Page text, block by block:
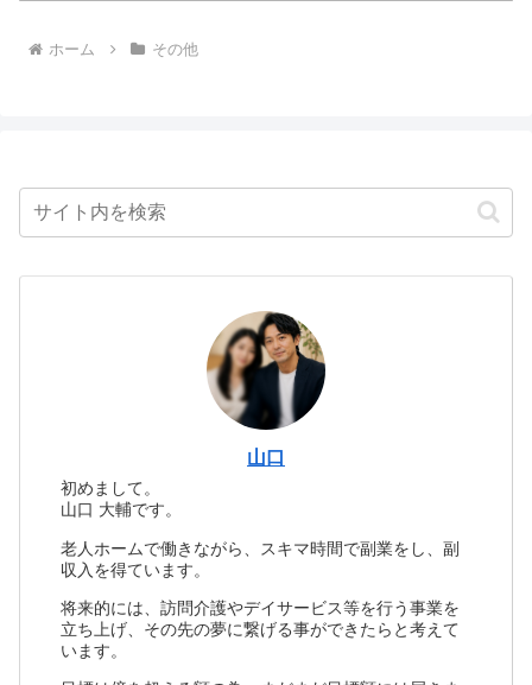
ホーム その他
山口
初めまして。
山口 大輔です。
老人ホームで働きながら、スキマ時間で副業をし、副
収入を得ています。
将来的には、訪問介護やデイサービス等を行う事業を
立ち上げ、その先の夢に繋げる事ができたらと考えて
います。